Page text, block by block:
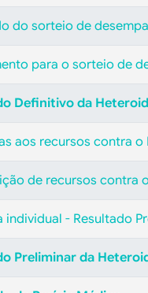
do sorteio de
para o sorteio de
Definitivo da
aos recursos contra
de recursos contra
individual - Resultado
Preliminar da